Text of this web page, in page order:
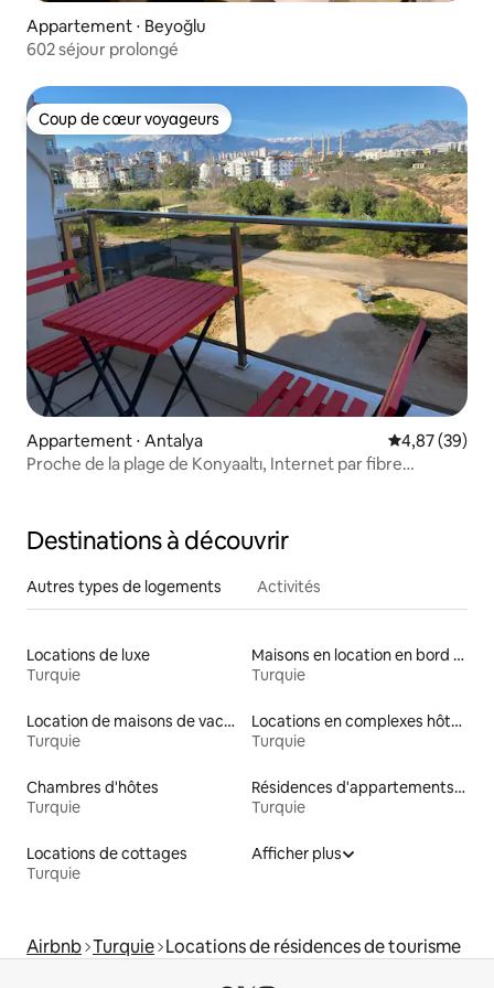
Appartement ⋅ Beyoğlu
602 séjour prolongé
Coup de cœur voyageurs
Coup de cœur voyageurs
Appartement ⋅ Antalya Évaluation
4,87 (39)
Proche de la plage de Konyaaltı, Internet par fibre
Destinations à découvrir
Autres types de logements Activités
Locations de luxe
Turquie
Maisons en location en bord de mer
Turquie
Location de maisons de vacances
Turquie
Locations en complexes hôteliers
Turquie
Chambres d'hôtes
Turquie
Résidences d'appartements en location
Turquie
Locations de cottages
Turquie
Afficher plus
Airbnb Turquie Locations de résidences de tourisme